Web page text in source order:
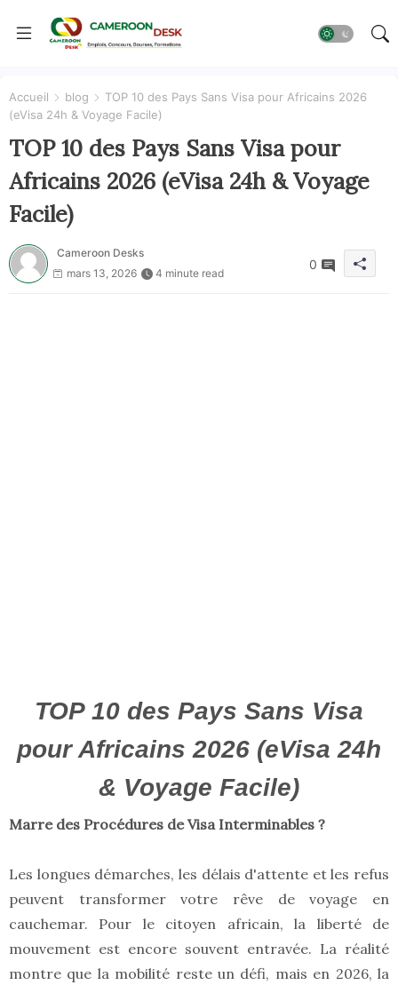
Accueil blog
TOP 10 des Pays Sans Visa pour Africains 2026
(eVisa 24h & Voyage Facile)
TOP 10 des Pays Sans Visa pour
Africains 2026 (eVisa 24h & Voyage
Facile)
Cameroon Desks
mars 13, 2026
4 minute read
0
TOP 10 des Pays Sans Visa
pour Africains 2026 (eVisa 24h
& Voyage Facile)
Marre des Procédures de Visa Interminables ?
Les longues démarches, les délais d'attente et les refus
peuvent transformer votre rêve de voyage en
cauchemar. Pour le citoyen africain, la liberté de
mouvement est encore souvent entravée. La réalité
montre que la mobilité reste un défi, mais en 2026, la